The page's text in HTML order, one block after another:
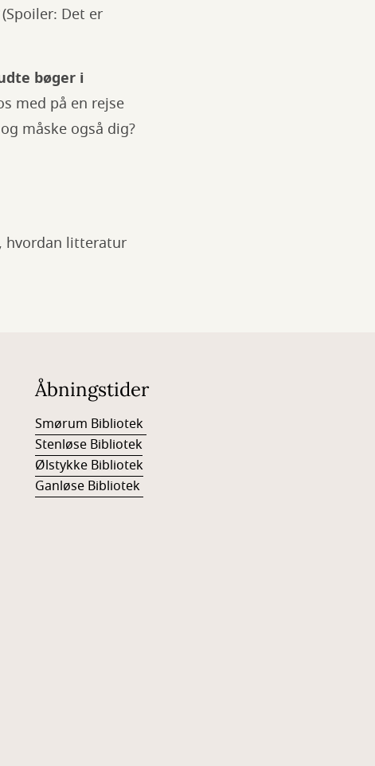
Det er
bøger i
med på en rejse
måske også dig?
hvordan litteratur
Åbningstider
Smørum Bibliotek
Stenløse Bibliotek
Ølstykke Bibliotek
Ganløse Bibliotek